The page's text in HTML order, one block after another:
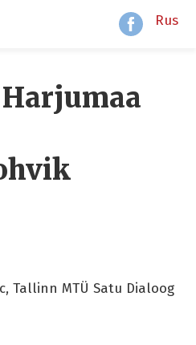
Rus
Tallinn MTÜ Satu Dialoog